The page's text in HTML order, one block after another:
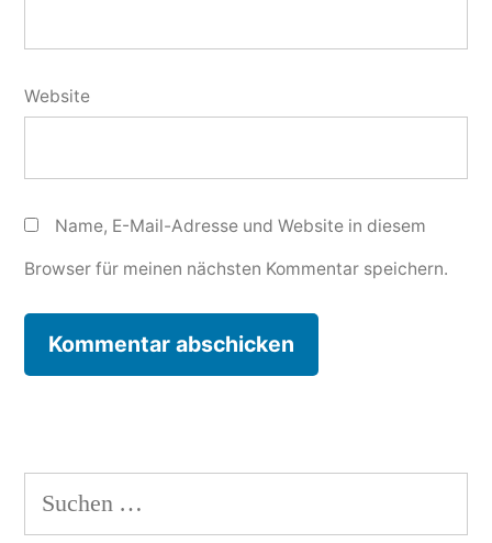
Website
Name, E-Mail-Adresse und Website in diesem
Browser für meinen nächsten Kommentar speichern.
Suchen
nach: